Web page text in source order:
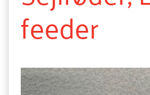
feeder